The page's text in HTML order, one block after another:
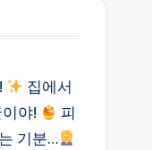
집에서
야!
피
기분…